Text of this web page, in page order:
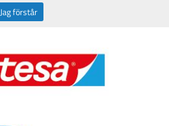
Jag förstår